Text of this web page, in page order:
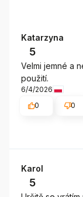
Katarzyna
5
Velmi jemné a
použití.
6/4/2026
0
0
Karol
5